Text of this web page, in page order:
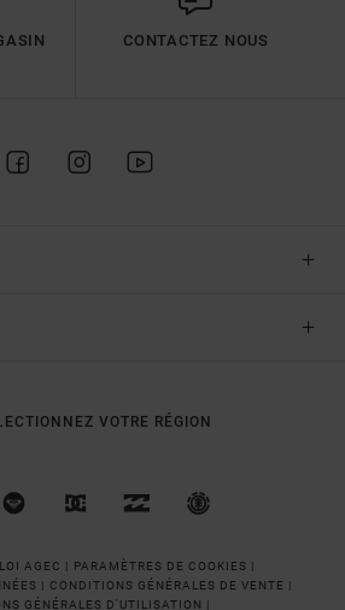
CONTACTEZ NOUS
VOTRE RÉGION
AGEC | PARAMÈTRES DE COOKIES |
| CONDITIONS GÉNÉRALES DE VENTE |
GÉNÉRALES D'UTILISATION |